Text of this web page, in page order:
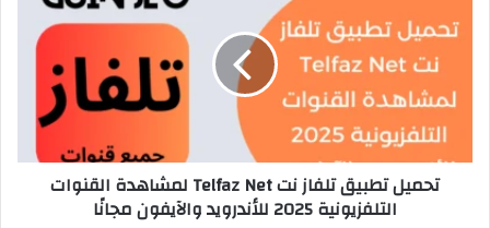
تحميل تطبيق تلفاز نت Telfaz Net لمشاهدة القنوات
التلفزيونية 2025 للأندرويد والآيفون مجانًا